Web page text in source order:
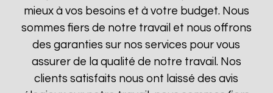
mieux à vos besoins et à votre budget. Nous
sommes fiers de notre travail et nous offrons
des garanties sur nos services pour vous
assurer de la qualité de notre travail. Nos
clients satisfaits nous ont laissé des avis